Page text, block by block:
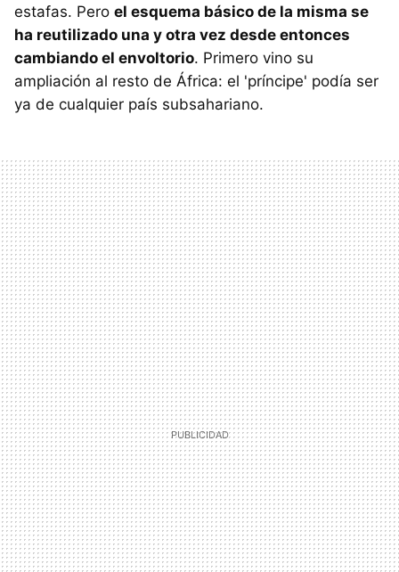
estafas. Pero el esquema básico de la misma se
ha reutilizado una y otra vez desde entonces
cambiando el envoltorio. Primero vino su
ampliación al resto de África: el 'príncipe' podía ser
ya de cualquier país subsahariano.